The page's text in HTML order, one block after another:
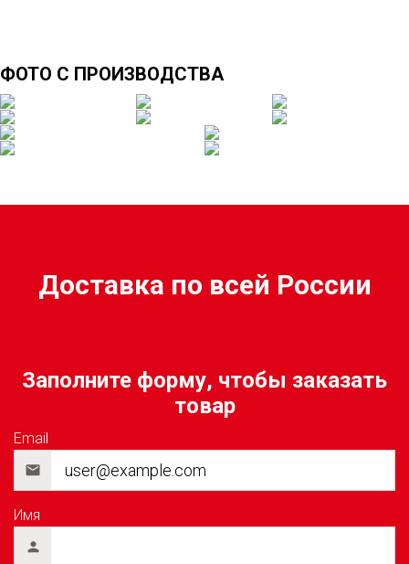
ФОТО С ПРОИЗВОДСТВА
Доставка по всей России
Заполните форму, чтобы заказать
товар
Email
Имя